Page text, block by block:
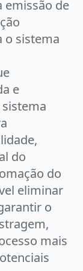
emissão de
o sistema
e
do
do
eliminar
o
mais